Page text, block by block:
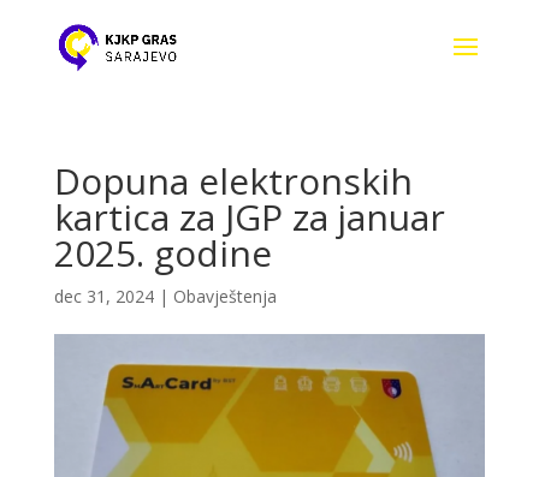
Dopuna elektronskih
kartica za JGP za januar
2025. godine
dec 31, 2024| Obavještenja